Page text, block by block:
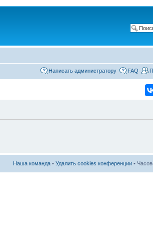
Написать администратору FAQ
Наша команда • Удалить cookies конференции •